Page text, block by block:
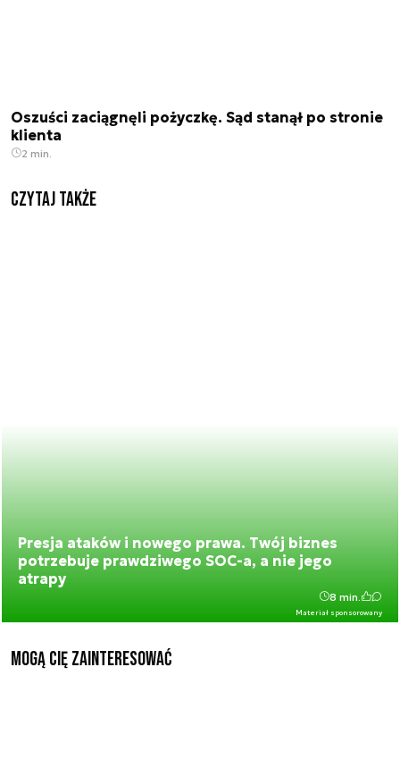
Oszuści zaciągnęli pożyczkę. Sąd stanął po stronie
klienta
2 min.
Czytaj także
Presja ataków i nowego prawa. Twój biznes
potrzebuje prawdziwego SOC-a, a nie jego
atrapy
Materiał sponsorowany
8 min.
Mogą Cię zainteresować